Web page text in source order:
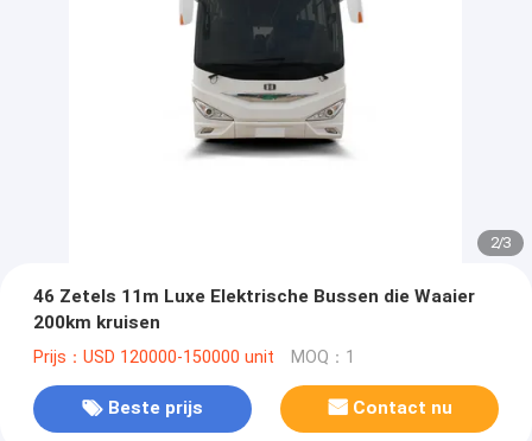
2/3
46 Zetels 11m Luxe Elektrische Bussen die Waaier
200km kruisen
Prijs：USD 120000-150000 unit MOQ：1
Beste prijs Contact nu